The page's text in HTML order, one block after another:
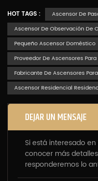
HOT TAGS :
Ascensor De
Ascensor De Observación De
Pequeño Ascensor Doméstico
Proveedor De Ascensores Para
Fabricante De Ascensores
Ascensor Residencial
DEJAR UN MENSAJE
Si está interesado
conocer más
responderemos lo